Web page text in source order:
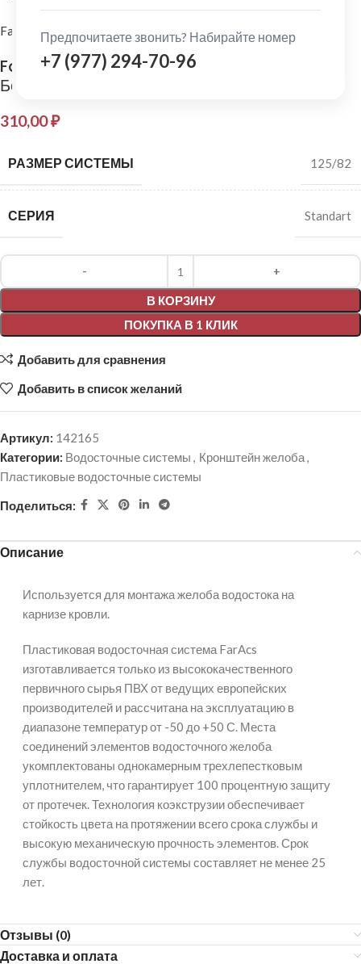
Предпочитаете звонить? Набирайте номер
+7 (977) 294-70-96
FarAcs
FarAcs: Кронштейн желоба металлический
Белый
310,00₽
РАЗМЕР СИСТЕМЫ 125/82
СЕРИЯ Standart
В КОРЗИНУ
ПОКУПКА В 1 КЛИК
Alternative:
Добавить для сравнения
Добавить в список желаний
Артикул: 142165
Категории: Водосточные системы , Кронштейн желоба,
Пластиковые водосточные системы
Поделиться:
Описание
Используется для монтажа желоба водостока на
карнизе кровли.
Пластиковая водосточная система FarAcs
изготавливается только из высококачественного
первичного сырья ПВХ от ведущих европейских
производителей и рассчитана на эксплуатацию в
диапазоне температур от -50 до +50 С. Места
соединений элементов водосточного желоба
укомплектованы однокамерным трехлепестковым
уплотнителем, что гарантирует 100 процентную защиту
от протечек. Технология коэкструзии обеспечивает
стойкость цвета на протяжении всего срока службы и
высокую механическую прочность элементов. Срок
службы водосточной системы составляет не менее 25
лет.
Отзывы (0)
Доставка и оплата